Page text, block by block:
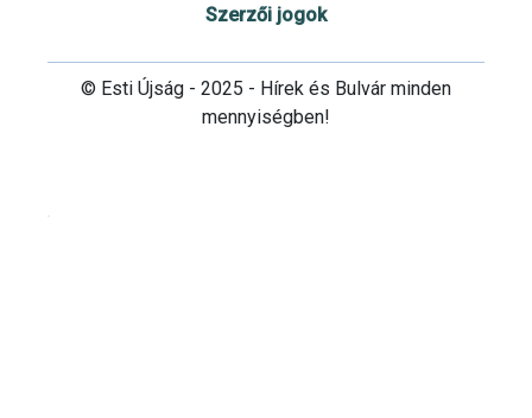
Szerzői jogok
© Esti Újság - 2025 - Hírek és Bulvár minden
mennyiségben!